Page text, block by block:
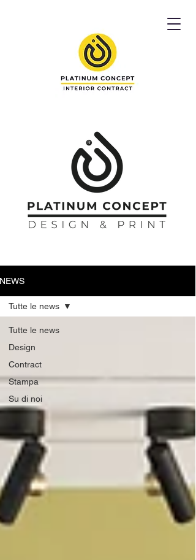
NEWS
Tutte le news
Design
Contract
Stampa
Su di noi
Tutte le news